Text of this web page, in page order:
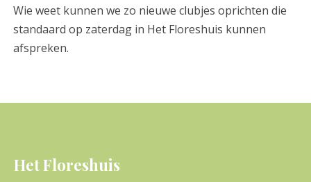
Wie weet kunnen we zo nieuwe clubjes oprichten die
standaard op zaterdag in Het Floreshuis kunnen
afspreken.
Het Floreshuis